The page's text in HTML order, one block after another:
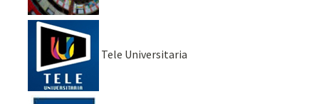
Tele Universitaria